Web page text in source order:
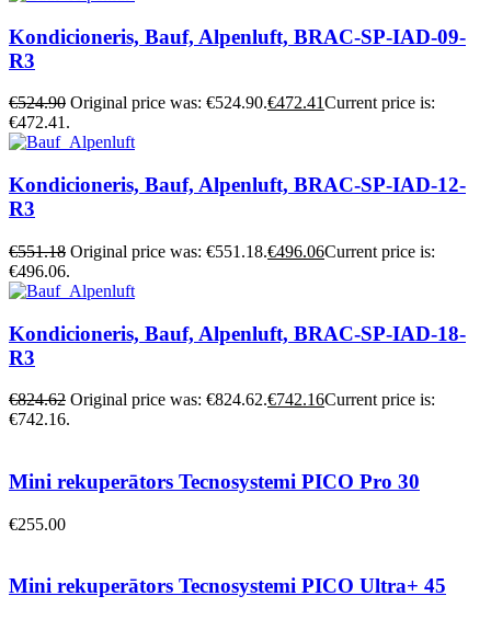
Kondicioneris, Bauf, Alpenluft, BRAC-SP-IAD-09-
R3
€524.90 Original price was: €524.90.€472.41Current price is:
€472.41.
Kondicioneris, Bauf, Alpenluft, BRAC-SP-IAD-12-
R3
€551.18 Original price was: €551.18.€496.06Current price is:
€496.06.
Kondicioneris, Bauf, Alpenluft, BRAC-SP-IAD-18-
R3
€824.62 Original price was: €824.62.€742.16Current price is:
€742.16.
Mini rekuperātors Tecnosystemi PICO Pro 30
€255.00
Mini rekuperātors Tecnosystemi PICO Ultra+ 45